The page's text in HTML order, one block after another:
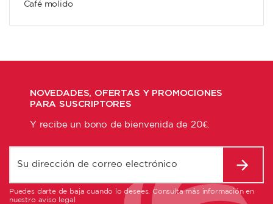
Café molido
NOVEDADES, OFERTAS Y PROMOCIONES
PARA SUSCRIPTORES
Y recibe un bono de bienvenida de 20€.
Puedes darte de baja cuando lo desees. Consulta más información en
nuestro aviso legal